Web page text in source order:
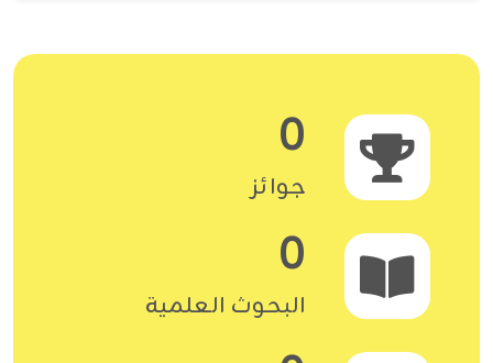
0
جوائز
0
البحوث العلمية